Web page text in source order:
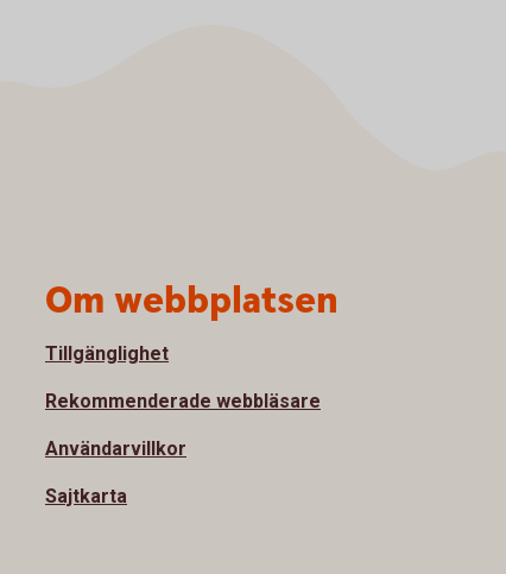
Om webbplatsen
Tillgänglighet
Rekommenderade webbläsare
Användarvillkor
Sajtkarta